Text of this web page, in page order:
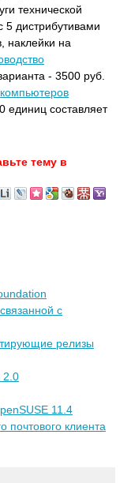
технической
5 дистрибутивами
наклейки на
- 3500 руб.
компьютеров
единиц составляет
тему в
с
релизы
2.0
11.4
почтового клиента